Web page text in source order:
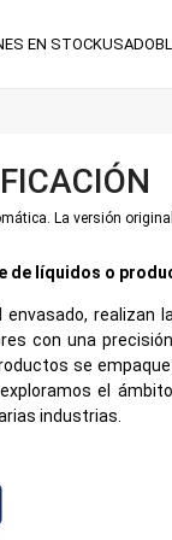
EN STOCKUSADO
La versión
de líquidos o
realizan
con una
se
el
industrias.
dosificadoras,
Se emplean en